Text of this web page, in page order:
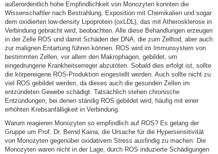
außerordentlich hohe Empfindlichkeit von Monozyten konnten die
Wissenschaftler nach Bestrahlung, Exposition mit Chemikalien und sogar
dem oxidierten low-density Lipoprotein (oxLDL), das mit Atherosklerose in
Verbindung gebracht wird, beobachten. Alle diese Behandlungen erzeugen
in der Zelle ROS und damit Schäden der DNA, die zum Zelltod, aber auch
zur malignen Entartung führen können. ROS wird im Immunsystem von
bestimmten Zellen, vor allem den Makrophagen, gebildet, um
eingedrungene Krankheitserreger abzutöten. Sobald dies erfolgt ist, sollte
die körpereigene ROS-Produktion eingestellt werden. Auch sollte nicht zu
viel ROS gebildet werden, da dieses auch die gesunden Zellen im
entzündeten Gewebe schädigt. Tatsächlich stehen chronische
Entzündungen, bei denen ständig ROS gebildet wird, häufig mit einer
erhöhten Krebsanfälligkeit in Verbindung.
Warum reagieren Monozyten so empfindlich auf ROS? Es gelang der
Gruppe um Prof. Dr. Bernd Kaina, die Ursache für die Hypersensitivität
von Monozyten gegenüber oxidativem Stress ausfindig zu machen: Die
Monozyten waren nicht in der Lage, durch ROS induzierte Schädigungen